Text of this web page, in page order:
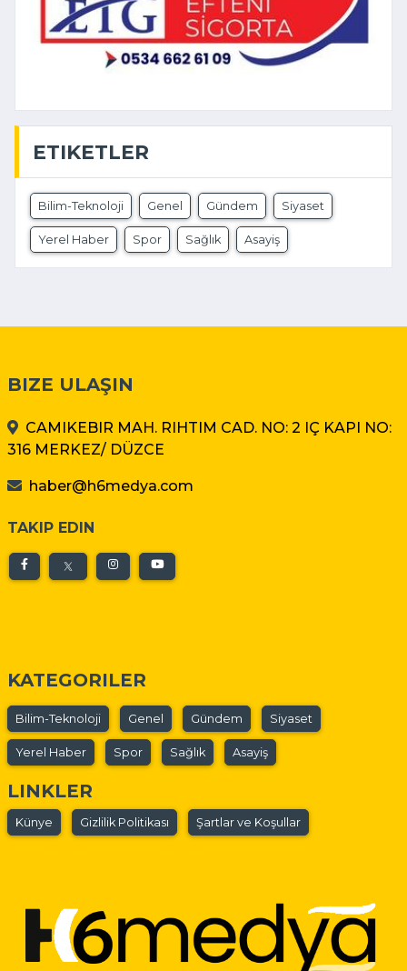
ETIKETLER
Bilim-Teknoloji Genel Gündem Siyaset
Yerel Haber Spor Sağlık Asayiş
BIZE ULAŞIN
CAMIKEBIR MAH. RIHTIM CAD. NO: 2 IÇ KAPI NO:
316 MERKEZ/ DÜZCE
haber@h6medya.com
TAKIP EDIN
KATEGORILER
Bilim-Teknoloji Genel Gündem Siyaset
Yerel Haber Spor Sağlık Asayiş
LINKLER
Künye Gizlilik Politikası Şartlar ve Koşullar